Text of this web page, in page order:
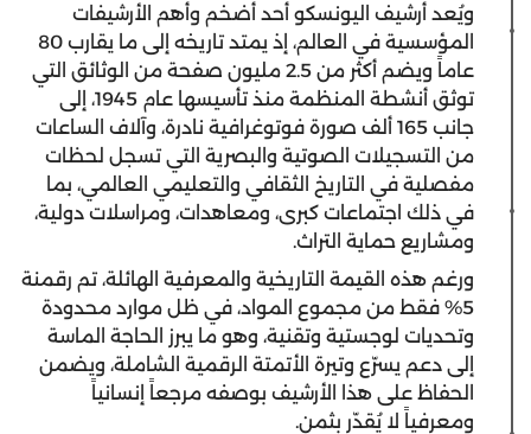
ويُعد أرشيف اليونسكو أحد أضخم وأهم الأرشيفات
المؤسسية في العالم، إذ يمتد تاريخه إلى ما يقارب 80
عاماً ويضم أكثر من 2.5 مليون صفحة من الوثائق التي
توثق أنشطة المنظمة منذ تأسيسها عام 1945، إلى
جانب 165 ألف صورة فوتوغرافية نادرة، وآلاف الساعات
من التسجيلات الصوتية والبصرية التي تسجل لحظات
مفصلية في التاريخ الثقافي والتعليمي العالمي، بما
في ذلك اجتماعات كبرى، ومعاهدات، ومراسلات دولية،
ومشاريع حماية التراث.
ورغم هذه القيمة التاريخية والمعرفية الهائلة، تم رقمنة
5% فقط من مجموع المواد، في ظل موارد محدودة
وتحديات لوجستية وتقنية، وهو ما يبرز الحاجة الماسة
إلى دعم يسرّع وتيرة الأتمتة الرقمية الشاملة، ويضمن
الحفاظ على هذا الأرشيف بوصفه مرجعاً إنسانياً
ومعرفياً لا يُقدّر بثمن.